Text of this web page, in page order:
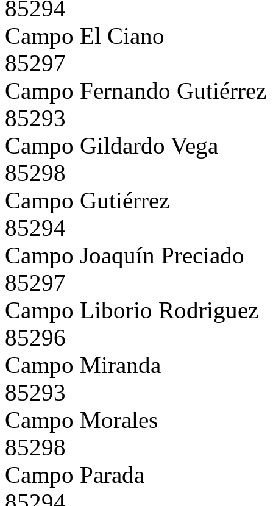
85294
Campo El Ciano
85297
Campo Fernando Gutiérrez
85293
Campo Gildardo Vega
85298
Campo Gutiérrez
85294
Campo Joaquín Preciado
85297
Campo Liborio Rodriguez
85296
Campo Miranda
85293
Campo Morales
85298
Campo Parada